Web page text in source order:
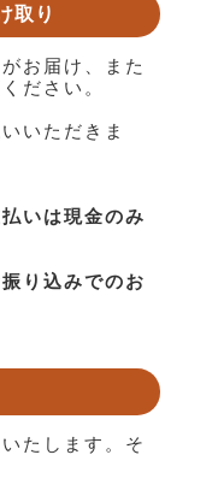
り
お届け、また
ださい。
いただきま
いは現金のみ
り込みでのお
たします。そ